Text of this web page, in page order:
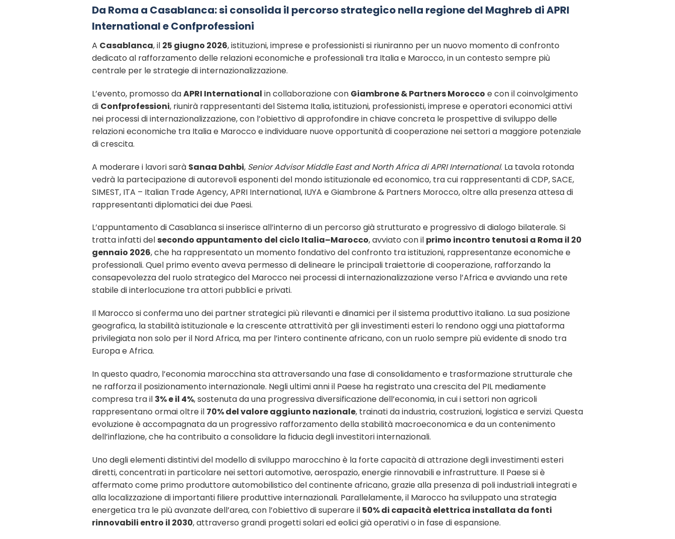
Da Roma a Casablanca: si consolida il percorso strategico nella regione del Maghreb di APRI
International e Confprofessioni
A Casablanca, il 25 giugno 2026, istituzioni, imprese e professionisti si riuniranno per un nuovo momento di confronto
dedicato al rafforzamento delle relazioni economiche e professionali tra Italia e Marocco, in un contesto sempre più
centrale per le strategie di internazionalizzazione.
L’evento, promosso daAPRI International in collaborazione con Giambrone & Partners Morocco e con il coinvolgimento
di Confprofessioni, riunirà rappresentanti del Sistema Italia, istituzioni, professionisti, imprese e operatori economici attivi
nei processi di internazionalizzazione, con l’obiettivo di approfondire in chiave concreta le prospettive di sviluppo delle
relazioni economiche tra Italia e Marocco e individuare nuove opportunità di cooperazione nei settori a maggiore potenziale
di crescita.
A moderare i lavori sarà Sanaa Dahbi, Senior Advisor Middle East and North Africa di APRI International. La tavola rotonda
vedrà la partecipazione di autorevoli esponenti del mondo istituzionale ed economico, tra cui rappresentanti di CDP, SACE,
SIMEST, ITA – Italian Trade Agency, APRI International, IUYA e Giambrone & Partners Morocco, oltre alla presenza attesa di
rappresentanti diplomatici dei due Paesi.
L’appuntamento di Casablanca si inserisce all’interno di un percorso già strutturato e progressivo di dialogo bilaterale. Si
tratta infatti del secondo appuntamento del ciclo Italia–Marocco, avviato con il primo incontro tenutosi a Roma il 20
gennaio 2026, che ha rappresentato un momento fondativo del confronto tra istituzioni, rappresentanze economiche e
professionali. Quel primo evento aveva permesso di delineare le principali traiettorie di cooperazione, rafforzando la
consapevolezza del ruolo strategico del Marocco nei processi di internazionalizzazione verso l’Africa e avviando una rete
stabile di interlocuzione tra attori pubblici e privati.
Il Marocco si conferma uno dei partner strategici più rilevanti e dinamici per il sistema produttivo italiano. La sua posizione
geografica, la stabilità istituzionale e la crescente attrattività per gli investimenti esteri lo rendono oggi una piattaforma
privilegiata non solo per il Nord Africa, ma per l’intero continente africano, con un ruolo sempre più evidente di snodo tra
Europa e Africa.
In questo quadro, l’economia marocchina sta attraversando una fase di consolidamento e trasformazione strutturale che
ne rafforza il posizionamento internazionale. Negli ultimi anni il Paese ha registrato una crescita del PIL mediamente
compresa tra il 3% e il 4%, sostenuta da una progressiva diversificazione dell’economia, in cui i settori non agricoli
rappresentano ormai oltre il 70% del valore aggiunto nazionale, trainati da industria, costruzioni, logistica e servizi. Questa
evoluzione è accompagnata da un progressivo rafforzamento della stabilità macroeconomica e da un contenimento
dell’inflazione, che ha contribuito a consolidare la fiducia degli investitori internazionali.
Uno degli elementi distintivi del modello di sviluppo marocchino è la forte capacità di attrazione degli investimenti esteri
diretti, concentrati in particolare nei settori automotive, aerospazio, energie rinnovabili e infrastrutture. Il Paese si è
affermato come primo produttore automobilistico del continente africano, grazie alla presenza di poli industriali integrati e
alla localizzazione di importanti filiere produttive internazionali. Parallelamente, il Marocco ha sviluppato una strategia
energetica tra le più avanzate dell’area, con l’obiettivo di superare il 50% di capacità elettrica installata da fonti
rinnovabili entro il 2030, attraverso grandi progetti solari ed eolici già operativi o in fase di espansione.